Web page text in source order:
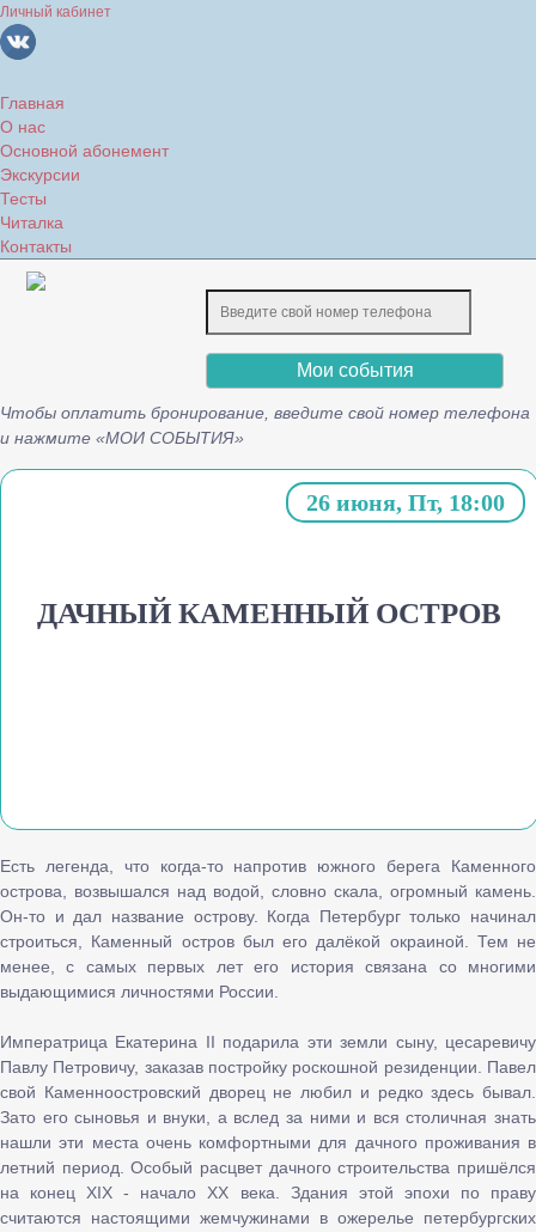
Личный кабинет
Главная
О нас
Основной абонемент
Экскурсии
Тесты
Читалка
Контакты
Мои события
Чтобы оплатить бронирование, введите свой номер телефона
и нажмите «МОИ СОБЫТИЯ»
26 июня, Пт, 18:00
ДАЧНЫЙ КАМЕННЫЙ ОСТРОВ
Есть легенда, что когда-то напротив южного берега Каменного
острова, возвышался над водой, словно скала, огромный камень.
Он-то и дал название острову. Когда Петербург только начинал
строиться, Каменный остров был его далёкой окраиной. Тем не
менее, с самых первых лет его история связана со многими
выдающимися личностями России.
Императрица Екатерина II подарила эти земли сыну, цесаревичу
Павлу Петровичу, заказав постройку роскошной резиденции. Павел
свой Каменноостровский дворец не любил и редко здесь бывал.
Зато его сыновья и внуки, а вслед за ними и вся столичная знать
нашли эти места очень комфортными для дачного проживания в
летний период. Особый расцвет дачного строительства пришёлся
на конец XIX - начало ХХ века. Здания этой эпохи по праву
считаются настоящими жемчужинами в ожерелье петербургских